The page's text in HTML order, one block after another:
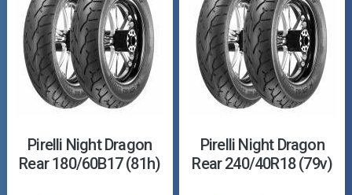
Pirelli Night Dragon
Rear 180/60B17 (81h)
Pirelli Night Dragon
Rear 240/40R18 (79v)